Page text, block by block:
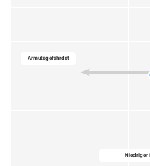
Niedriger
Armutsgefährdet